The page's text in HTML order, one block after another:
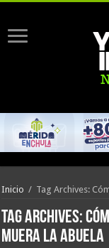
Inicio / Tag Archives:
Tag Archives:
Muera La Abuela